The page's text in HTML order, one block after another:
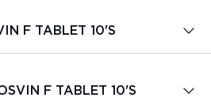
F TABLET 10'S
F TABLET 10'S